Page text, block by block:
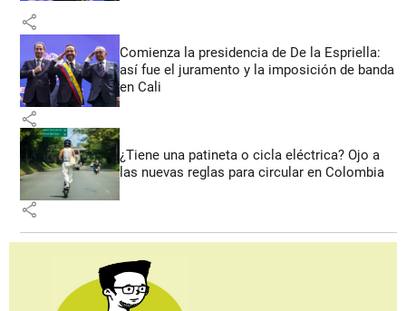
share
Comienza la presidencia de De la Espriella:
así fue el juramento y la imposición de banda
en Cali
share
¿Tiene una patineta o cicla eléctrica? Ojo a
las nuevas reglas para circular en Colombia
share